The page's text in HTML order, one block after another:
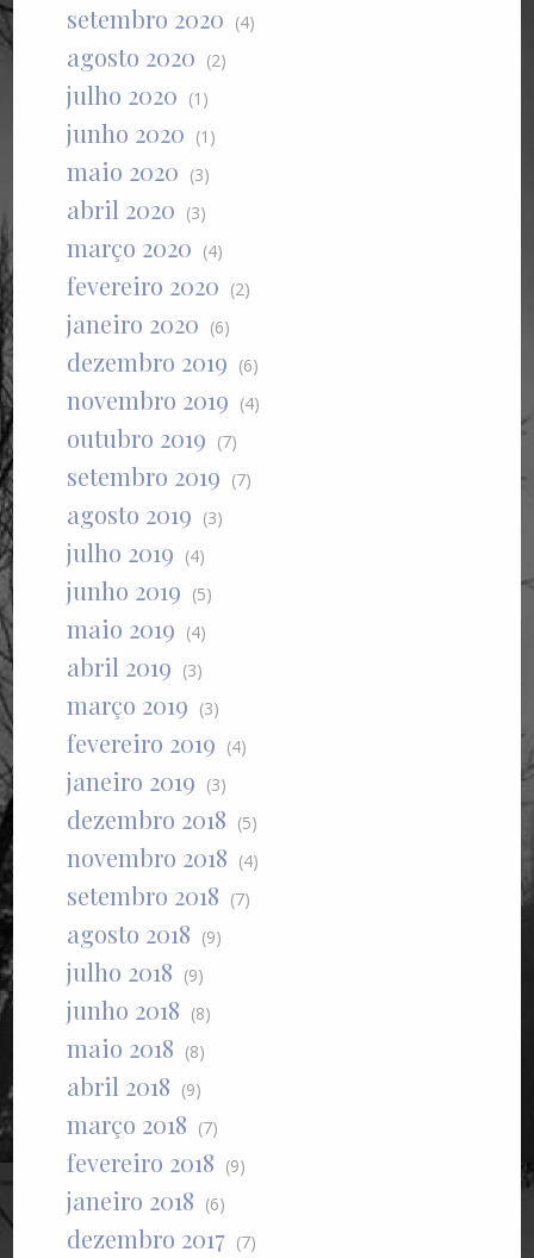
setembro 2020 (4)
agosto 2020 (2)
julho 2020 (1)
junho 2020 (1)
maio 2020 (3)
abril 2020 (3)
março 2020 (4)
fevereiro 2020 (2)
janeiro 2020 (6)
dezembro 2019 (6)
novembro 2019 (4)
outubro 2019 (7)
setembro 2019 (7)
agosto 2019 (3)
julho 2019 (4)
junho 2019 (5)
maio 2019 (4)
abril 2019 (3)
março 2019 (3)
fevereiro 2019 (4)
janeiro 2019 (3)
dezembro 2018 (5)
novembro 2018 (4)
setembro 2018 (7)
agosto 2018 (9)
julho 2018 (9)
junho 2018 (8)
maio 2018 (8)
abril 2018 (9)
março 2018 (7)
fevereiro 2018 (9)
janeiro 2018 (6)
dezembro 2017 (7)